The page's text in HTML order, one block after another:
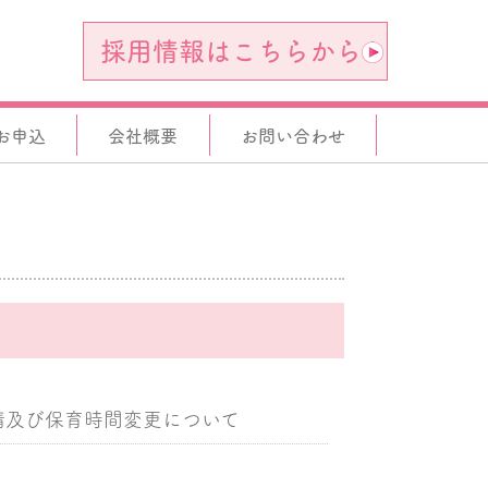
採用情報はこちらから
申込 会社概要 お問い合わせ
び保育時間変更について